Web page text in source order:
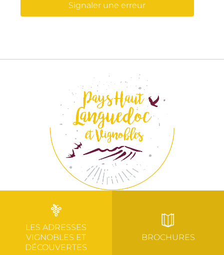
Signaler une erreur
LES ADRESSES
VIGNOBLES ET
DÉCOUVERTES
BROCHURES